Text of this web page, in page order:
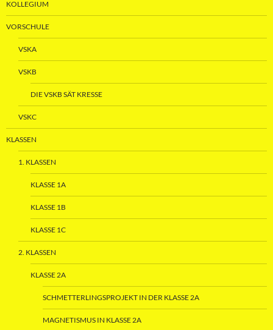
KOLLEGIUM
VORSCHULE
VSKA
VSKB
DIE VSKB SÄT KRESSE
VSKC
KLASSEN
1. KLASSEN
KLASSE 1A
KLASSE 1B
KLASSE 1C
2. KLASSEN
KLASSE 2A
SCHMETTERLINGSPROJEKT IN DER KLASSE 2A
MAGNETISMUS IN KLASSE 2A